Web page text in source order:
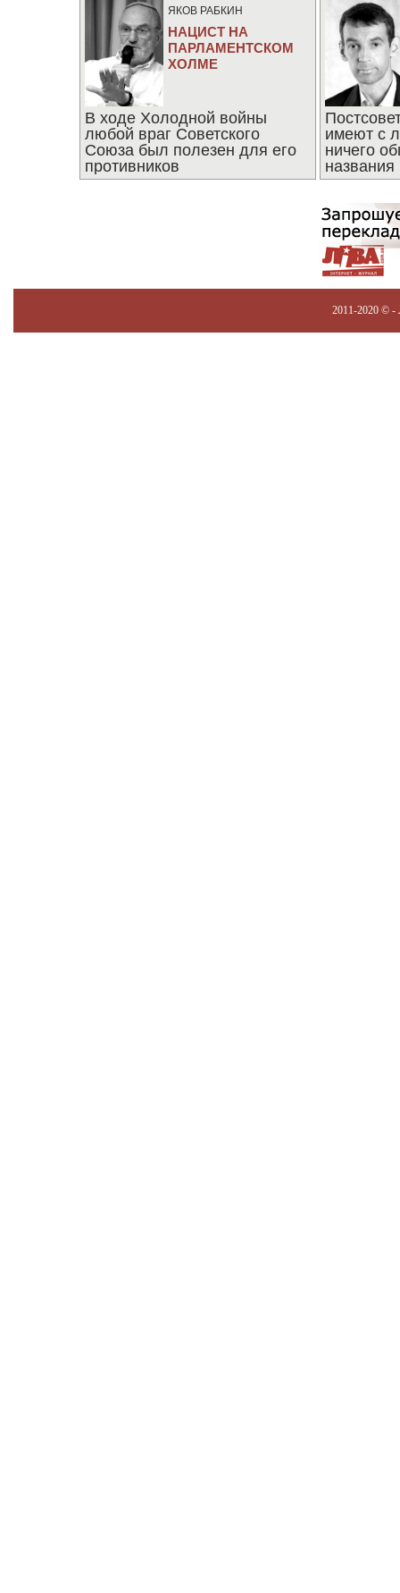
ЯКОВ РАБКИН
НАЦИСТ НА
ПАРЛАМЕНТСКОМ
ХОЛМЕ
В ходе Холодной войны
любой враг Советского
Союза был полезен для его
противников
имеют с
ничего
названия
2011-2020 © -